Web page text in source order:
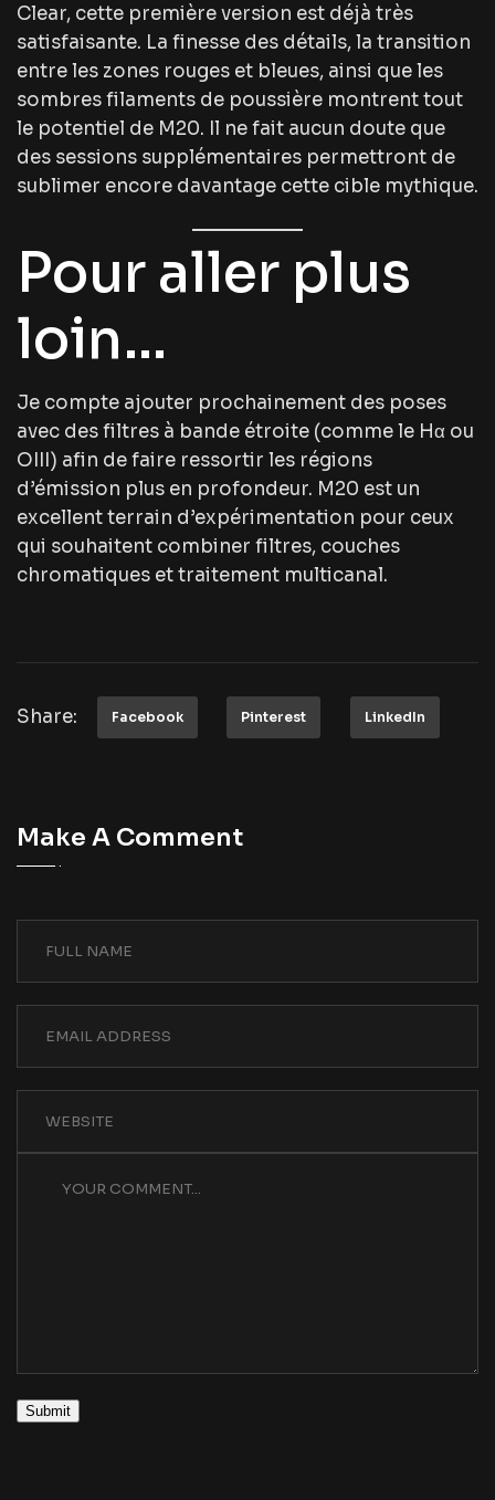
Clear, cette première version est déjà très
satisfaisante. La finesse des détails, la transition
entre les zones rouges et bleues, ainsi que les
sombres filaments de poussière montrent tout
le potentiel de M20. Il ne fait aucun doute que
des sessions supplémentaires permettront de
sublimer encore davantage cette cible mythique.
Pour aller plus
loin…
Je compte ajouter prochainement des poses
avec des filtres à bande étroite (comme le Hα ou
OIII) afin de faire ressortir les régions
d’émission plus en profondeur. M20 est un
excellent terrain d’expérimentation pour ceux
qui souhaitent combiner filtres, couches
chromatiques et traitement multicanal.
Share: Facebook Pinterest LinkedIn
Make A Comment
Submit